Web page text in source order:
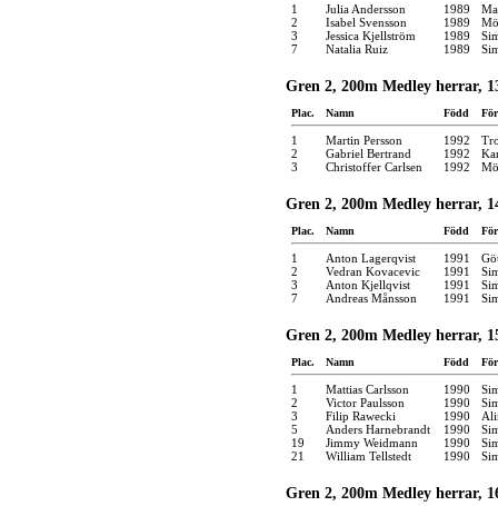
1 Julia Andersson 1989
2
Isabel Svensson 1989
3
Jessica Kjellström 1989
7
Natalia Ruiz 1989
Gren 2, 200m Medley herrar,
Plac. Namn Född
1 Martin Persson 1992
2
Gabriel Bertrand 1992
3
Christoffer Carlsen 1992
Gren 2, 200m Medley herrar,
Plac. Namn Född
1 Anton Lagerqvist 1991
2
Vedran Kovacevic 1991
3
Anton Kjellqvist 1991
7
Andreas Månsson 1991
Gren 2, 200m Medley herrar,
Plac. Namn Född
1 Mattias Carlsson 1990
2
Victor Paulsson 1990
3
Filip Rawecki 1990
5
Anders Harnebrandt 1990
19
Jimmy Weidmann 1990
21
William Tellstedt 1990
Gren 2, 200m Medley herrar,